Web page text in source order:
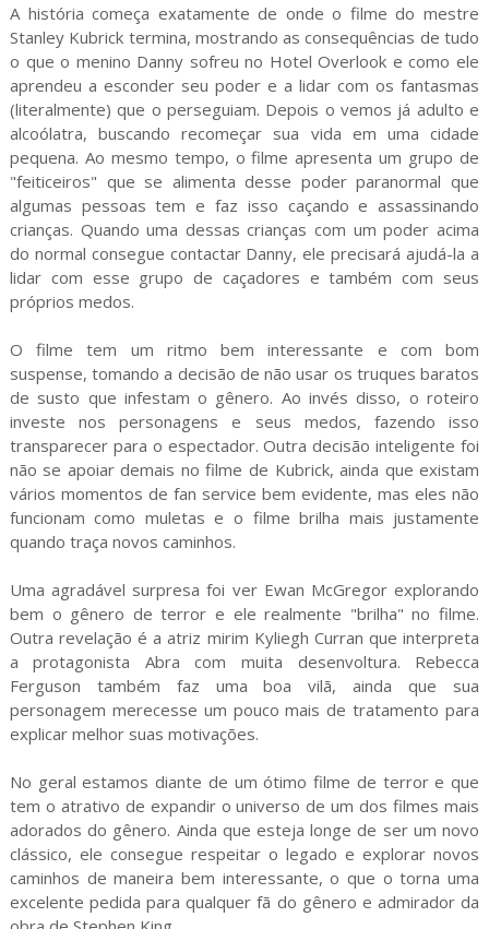
A história começa exatamente de onde o filme do mestre
Stanley Kubrick termina, mostrando as consequências de tudo
o que o menino Danny sofreu no Hotel Overlook e como ele
aprendeu a esconder seu poder e a lidar com os fantasmas
(literalmente) que o perseguiam. Depois o vemos já adulto e
alcoólatra, buscando recomeçar sua vida em uma cidade
pequena. Ao mesmo tempo, o filme apresenta um grupo de
"feiticeiros" que se alimenta desse poder paranormal que
algumas pessoas tem e faz isso caçando e assassinando
crianças. Quando uma dessas crianças com um poder acima
do normal consegue contactar Danny, ele precisará ajudá-la a
lidar com esse grupo de caçadores e também com seus
próprios medos.
O filme tem um ritmo bem interessante e com bom
suspense, tomando a decisão de não usar os truques baratos
de susto que infestam o gênero. Ao invés disso, o roteiro
investe nos personagens e seus medos, fazendo isso
transparecer para o espectador. Outra decisão inteligente foi
não se apoiar demais no filme de Kubrick, ainda que existam
vários momentos de fan service bem evidente, mas eles não
funcionam como muletas e o filme brilha mais justamente
quando traça novos caminhos.
Uma agradável surpresa foi ver Ewan McGregor explorando
bem o gênero de terror e ele realmente "brilha" no filme.
Outra revelação é a atriz mirim Kyliegh Curran que interpreta
a protagonista Abra com muita desenvoltura. Rebecca
Ferguson também faz uma boa vilã, ainda que sua
personagem merecesse um pouco mais de tratamento para
explicar melhor suas motivações.
No geral estamos diante de um ótimo filme de terror e que
tem o atrativo de expandir o universo de um dos filmes mais
adorados do gênero. Ainda que esteja longe de ser um novo
clássico, ele consegue respeitar o legado e explorar novos
caminhos de maneira bem interessante, o que o torna uma
excelente pedida para qualquer fã do gênero e admirador da